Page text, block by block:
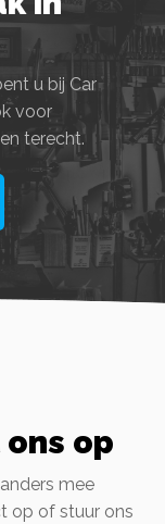
u bij Car
voor
terecht.
op
mee
op of stuur ons